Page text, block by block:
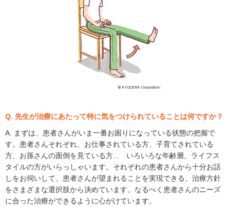
Q. 先生が治療にあたって特に気をつけられていることは何ですか？
A. まずは、患者さんがいま一番お困りになっている状態の把握で
す。患者さんそれぞれ、お仕事されている方、子育てされている
方、お孫さんの面倒を見ている方... いろいろな年齢層、ライフス
タイルの方がいらっしゃいます。それぞれの患者さんから十分お話
しをお伺いして、患者さんが望まれることを実現できる、治療方針
をさまざまな選択肢から決めています。なるべく患者さんのニーズ
に合った治療ができるように心がけています。